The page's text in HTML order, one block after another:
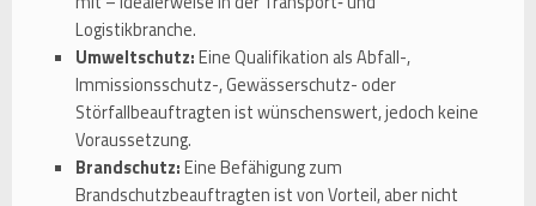
Logistikbranche.
Umweltschutz:Eine Qualifikation als Abfall-,
Immissionsschutz-, Gewässerschutz- oder
Störfallbeauftragten ist wünschenswert, jedoch keine
Voraussetzung.
Brandschutz:Eine Befähigung zum
Brandschutzbeauftragten ist von Vorteil, aber nicht